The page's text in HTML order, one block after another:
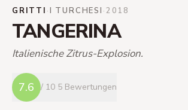
GRITTI ·I TURCHESI ·2018
TANGERINA
Italienische Zitrus-Explosion.
7.6 / 10 5 Bewertungen